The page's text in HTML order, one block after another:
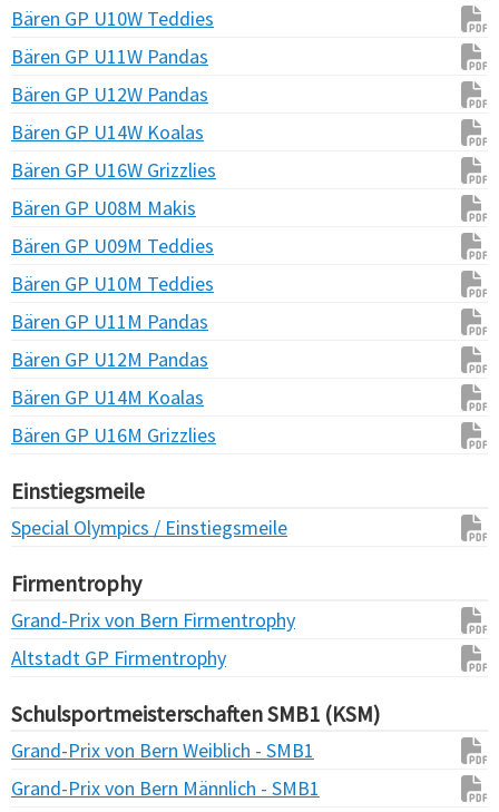
Bären GP U10W Teddies
Bären GP U11W Pandas
Bären GP U12W Pandas
Bären GP U14W Koalas
Bären GP U16W Grizzlies
Bären GP U08M Makis
Bären GP U09M Teddies
Bären GP U10M Teddies
Bären GP U11M Pandas
Bären GP U12M Pandas
Bären GP U14M Koalas
Bären GP U16M Grizzlies
Einstiegsmeile
Special Olympics / Einstiegsmeile
Firmentrophy
Grand-Prix von Bern Firmentrophy
Altstadt GP Firmentrophy
Schulsportmeisterschaften SMB1 (KSM)
Grand-Prix von Bern Weiblich - SMB1
Grand-Prix von Bern Männlich - SMB1